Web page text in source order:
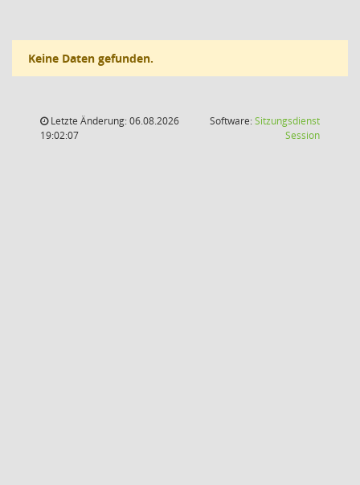
Keine Daten gefunden.
Letzte Änderung: 06.08.2026
19:02:07
Software:Sitzungsdienst
Session(Wird in